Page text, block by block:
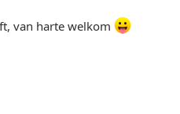
van harte welkom